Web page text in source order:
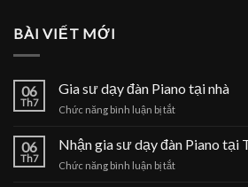
BÀI VIẾT MỚI
06
Th7
Gia sư dạy đàn Piano tại nhà
Chức năng bình luận bị tắtở
dạy
đàn
06
Th7
Nhận gia sư dạy đàn Piano tại
Chức năng bình luận bị tắtở